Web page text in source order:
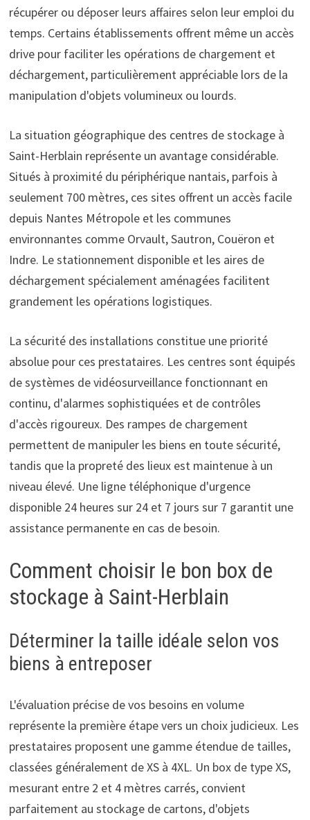
récupérer ou déposer leurs affaires selon leur emploi du
temps. Certains établissements offrent même un accès
drive pour faciliter les opérations de chargement et
déchargement, particulièrement appréciable lors de la
manipulation d'objets volumineux ou lourds.
La situation géographique des centres de stockage à
Saint-Herblain représente un avantage considérable.
Situés à proximité du périphérique nantais, parfois à
seulement 700 mètres, ces sites offrent un accès facile
depuis Nantes Métropole et les communes
environnantes comme Orvault, Sautron, Couëron et
Indre. Le stationnement disponible et les aires de
déchargement spécialement aménagées facilitent
grandement les opérations logistiques.
La sécurité des installations constitue une priorité
absolue pour ces prestataires. Les centres sont équipés
de systèmes de vidéosurveillance fonctionnant en
continu, d'alarmes sophistiquées et de contrôles
d'accès rigoureux. Des rampes de chargement
permettent de manipuler les biens en toute sécurité,
tandis que la propreté des lieux est maintenue à un
niveau élevé. Une ligne téléphonique d'urgence
disponible 24 heures sur 24 et 7 jours sur 7 garantit une
assistance permanente en cas de besoin.
Comment choisir le bon box de
stockage à Saint-Herblain
Déterminer la taille idéale selon vos
biens à entreposer
L'évaluation précise de vos besoins en volume
représente la première étape vers un choix judicieux. Les
prestataires proposent une gamme étendue de tailles,
classées généralement de XS à 4XL. Un box de type XS,
mesurant entre 2 et 4 mètres carrés, convient
parfaitement au stockage de cartons, d'objets